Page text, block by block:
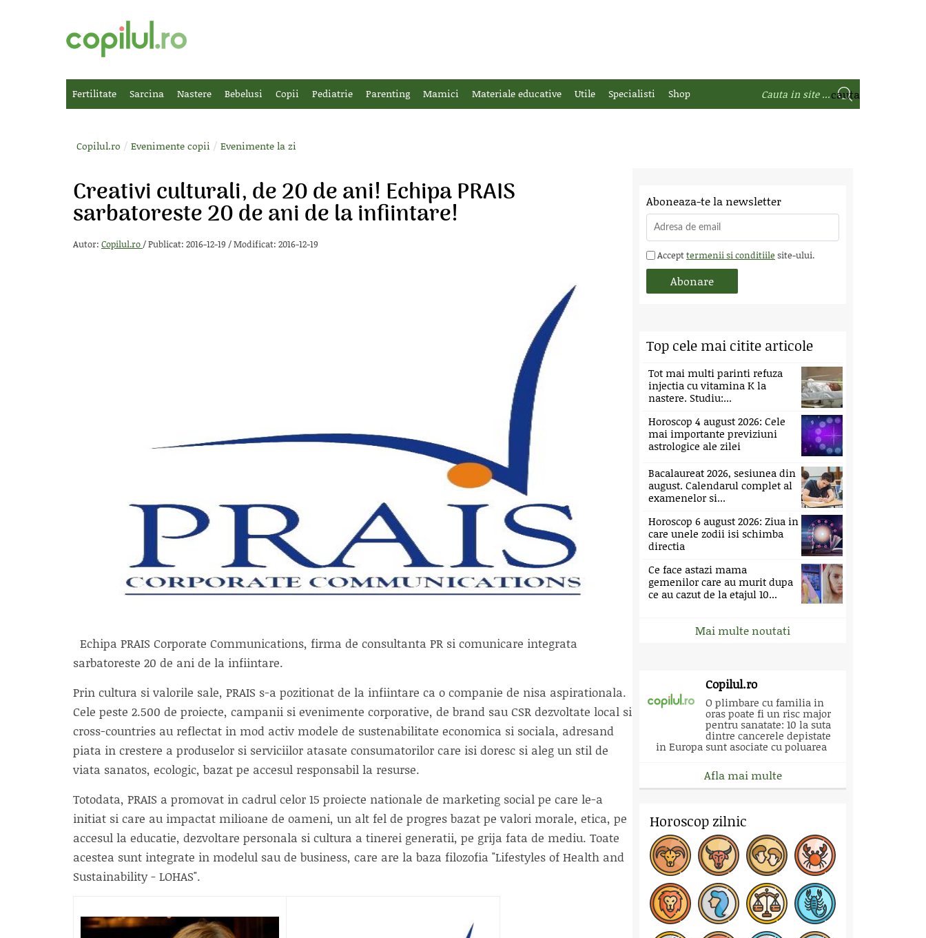
Fertilitate Sarcina Nastere Bebelusi Copii Pediatrie Parenting Mamici Materiale educative Utile Specialisti Shop
Copilul.ro / Evenimente copii / Evenimente la zi
Creativi culturali, de 20 de ani! Echipa PRAIS
sarbatoreste 20 de ani de la infiintare!
Autor: Copilul.ro/Publicat: 2016-12-19 /Modificat: 2016-12-19
Echipa PRAIS Corporate Communications, firma de consultanta PR si comunicare integrata
sarbatoreste 20 de ani de la infiintare.
Prin cultura si valorile sale, PRAIS s-a pozitionat de la infiintare ca o companie de nisa aspirationala.
Cele peste 2.500 de proiecte, campanii si evenimente corporative, de brand sau CSR dezvoltate local si
cross-countries au reflectat in mod activ modele de sustenabilitate economica si sociala, adresand
piata in crestere a produselor si serviciilor atasate consumatorilor care isi doresc si aleg un stil de
viata sanatos, ecologic, bazat pe accesul responsabil la resurse.
Totodata, PRAIS a promovat in cadrul celor 15 proiecte nationale de marketing social pe care le-a
initiat si care au impactat milioane de oameni, un alt fel de progres bazat pe valori morale, etica, pe
accesul la educatie, dezvoltare personala si cultura a tinerei generatii, pe grija fata de mediu. Toate
acestea sunt integrate in modelul sau de business, care are la baza filozofia "Lifestyles of Health and
Sustainability - LOHAS".
Aboneaza-te la newsletter
Accepttermenii si conditiile site-ului.
Top cele mai citite articole
Tot mai multi parinti refuza
injectia cu vitamina K la
nastere. Studiu:...
Horoscop 4 august 2026: Cele
mai importante previziuni
astrologice ale zilei
Bacalaureat 2026, sesiunea din
august. Calendarul complet al
examenelor si...
Horoscop 6 august 2026: Ziua in
care unele zodii isi schimba
directia
Ce face astazi mama
gemenilor care au murit dupa
ce au cazut de la etajul 10...
Mai multe noutati
Copilul.ro
O plimbare cu familia in
oras poate fi un risc major
pentru sanatate: 10 la suta
dintre cancerele depistate
in Europa sunt asociate cu poluarea
Afla mai multe
Horoscop zilnic